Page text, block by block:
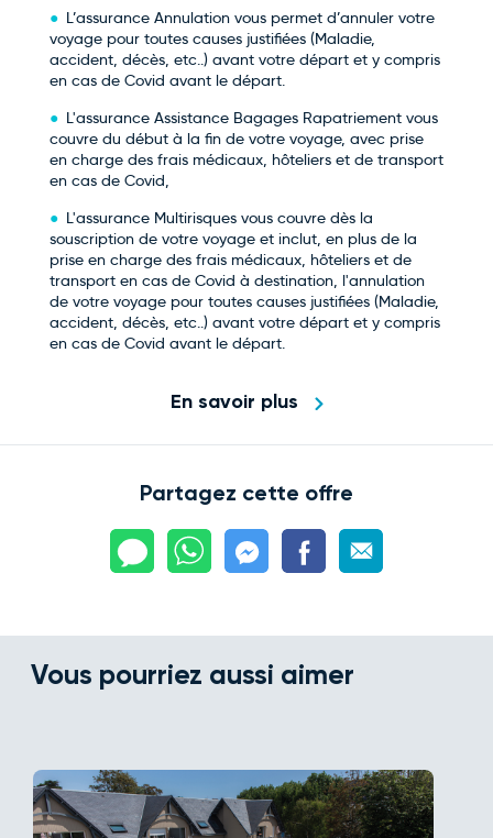
L’assurance Annulation vous permet d’annuler votre
voyage pour toutes causes justifiées (Maladie,
accident, décès, etc..) avant votre départ et y compris
en cas de Covid avant le départ.
L'assurance Assistance Bagages Rapatriement vous
couvre du début à la fin de votre voyage, avec prise
en charge des frais médicaux, hôteliers et de transport
en cas de Covid,
L'assurance Multirisques vous couvre dès la
souscription de votre voyage et inclut, en plus de la
prise en charge des frais médicaux, hôteliers et de
transport en cas de Covid à destination, l'annulation
de votre voyage pour toutes causes justifiées (Maladie,
accident, décès, etc..) avant votre départ et y compris
en cas de Covid avant le départ.
En savoir plus
Partagez cette offre
Vous pourriez aussi aimer